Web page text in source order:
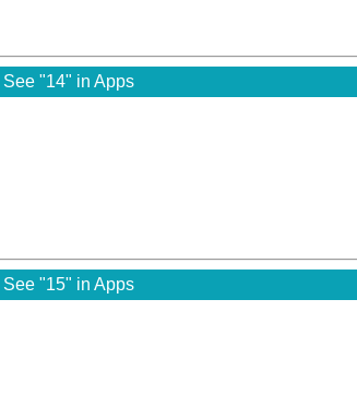
See "14" in Apps
See "15" in Apps